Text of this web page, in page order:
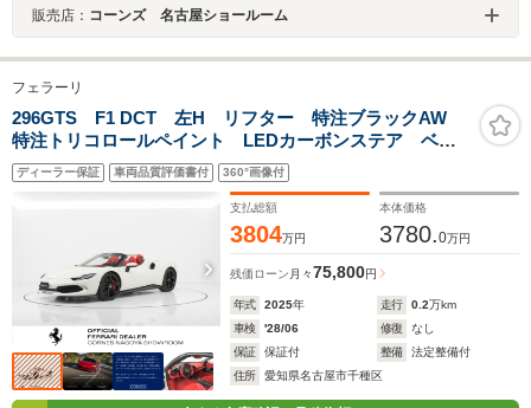
販売店： コーンズ 名古屋ショールーム
フェラーリ
296GTS F1 DCT 左H リフター 特注ブラックAW
特注トリコロールペイント LEDカーボンステア ベン
チレーテッドシート
ディーラー保証 車両品質評価書付 360°画像付
支払総額
3804万円
本体価格
3780.0万円
残価ローン 月々75,800円
年式 2025年 走行 0.2万km
車検
'28/06 修復
なし
保証
保証付 整備
法定整備付
住所
愛知県名古屋市千種区